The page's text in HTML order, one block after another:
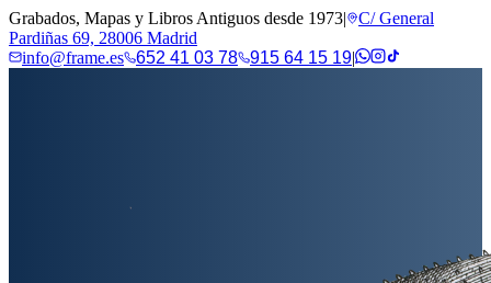
Grabados, Mapas y Libros Antiguos desde 1973|
C/ General
Pardiñas 69, 28006 Madrid
info@frame.es
652 41 03 78 915 64 15 19|